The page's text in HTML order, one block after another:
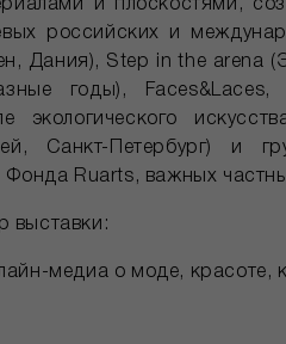
и плоскостями,
российских и
Дания), Step in the arena
годы),
экологического
Санкт-Петербург) и
Ruarts, важных
выставки:
медиа о моде, красоте,